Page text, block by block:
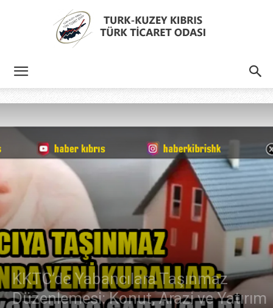
Türk
Ticaret
Odası
KKTC’de Yabancılara Taşınmaz
Düzenlemesi: Konut, Arazi ve Yatırım